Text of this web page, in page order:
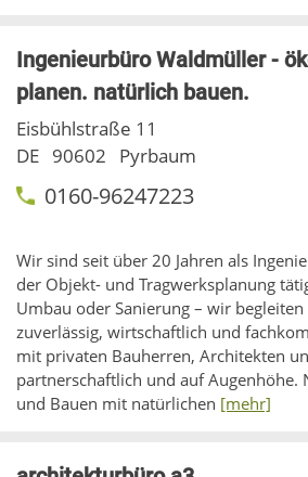
Ingenieurbüro Waldmüller -
planen. natürlich bauen.
Eisbühlstraße 11
DE 90602 Pyrbaum
0160-96247223
Wir sind seit über 20 Jahren als
der Objekt- und Tragwerksplanung
Umbau oder Sanierung – wir
zuverlässig, wirtschaftlich und
mit privaten Bauherren, Architekten
partnerschaftlich und auf Augenhöhe.
und Bauen mit natürlichen [mehr]